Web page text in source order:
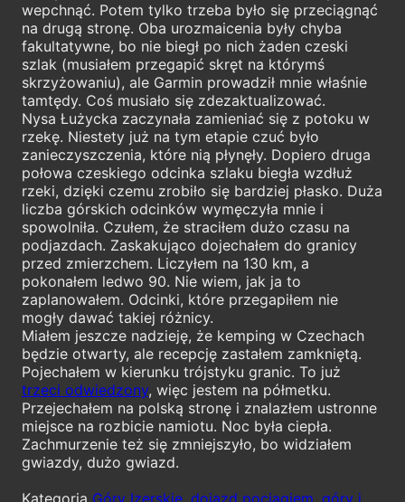
wepchnąć. Potem tylko trzeba było się przeciągnąć
na drugą stronę. Oba urozmaicenia były chyba
fakultatywne, bo nie biegł po nich żaden czeski
szlak (musiałem przegapić skręt na którymś
skrzyżowaniu), ale Garmin prowadził mnie właśnie
tamtędy. Coś musiało się zdezaktualizować.
Nysa Łużycka zaczynała zamieniać się z potoku w
rzekę. Niestety już na tym etapie czuć było
zanieczyszczenia, które nią płynęły. Dopiero druga
połowa czeskiego odcinka szlaku biegła wzdłuż
rzeki, dzięki czemu zrobiło się bardziej płasko. Duża
liczba górskich odcinków wymęczyła mnie i
spowolniła. Czułem, że straciłem dużo czasu na
podjazdach. Zaskakująco dojechałem do granicy
przed zmierzchem. Liczyłem na 130 km, a
pokonałem ledwo 90. Nie wiem, jak ja to
zaplanowałem. Odcinki, które przegapiłem nie
mogły dawać takiej różnicy.
Miałem jeszcze nadzieję, że kemping w Czechach
będzie otwarty, ale recepcję zastałem zamkniętą.
Pojechałem w kierunku trójstyku granic. To już
trzeci odwiedzony, więc jestem na półmetku.
Przejechałem na polską stronę i znalazłem ustronne
miejsce na rozbicie namiotu. Noc była ciepła.
Zachmurzenie też się zmniejszyło, bo widziałem
gwiazdy, dużo gwiazd.
Kategoria Góry Izerskie, dojazd pociągiem, góry i